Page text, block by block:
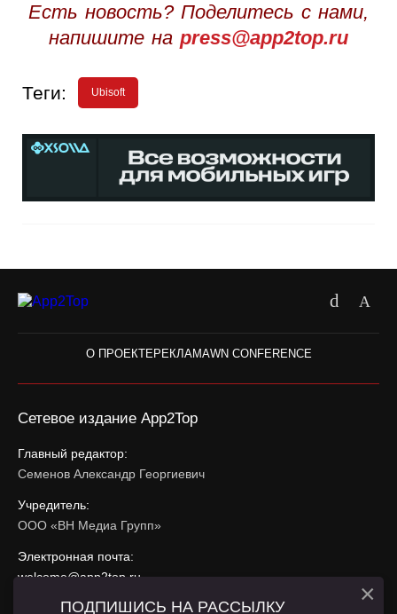
Есть новость? Поделитесь с нами,
напишите на press@app2top.ru
Теги: Ubisoft
О ПРОЕКТЕРЕКЛАМАWN CONFERENCE
Сетевое издание App2Top
Главный редактор:
Семенов Александр Георгиевич
Учредитель:
ООО «ВН Медиа Групп»
Электронная почта:
welcome@app2top.ru
ПОДПИШИСЬ НА РАССЫЛКУ ×